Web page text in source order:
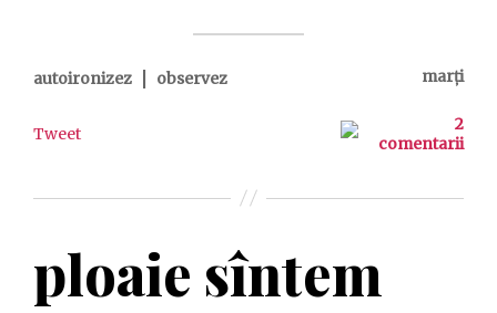
autoironizez observez marți
Tweet
2
comentarii
ploaie sîntem